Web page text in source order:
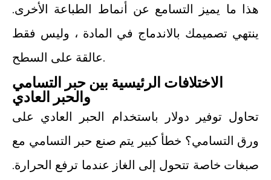
هذا ما يميز التسامع عن أنماط الطباعة الأخرى.
ينتهي تصميمك بالاندماج في المادة ، وليس فقط
عالقة على السطح.
الاختلافات الرئيسية بين حبر التسامي
والحبر العادي
تحاول توفير دولار باستخدام الحبر العادي على
ورق التسامي؟ خطأ كبير يتم صنع حبر التسامي مع
صبغات خاصة تتحول إلى الغاز عندما ترفع الحرارة.